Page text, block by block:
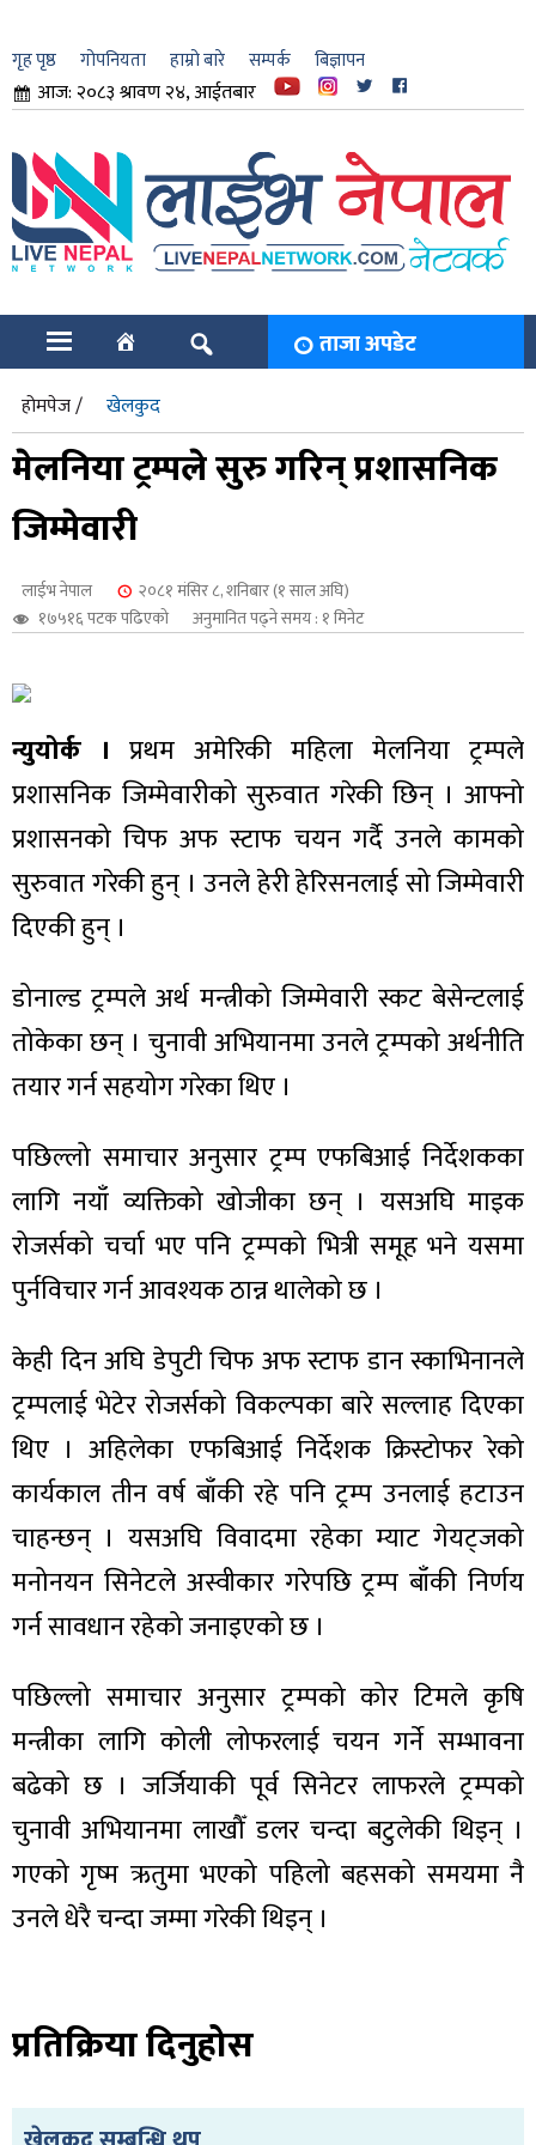
गृह पृष्ठ गोपनियता हाम्रो बारे सम्पर्क बिज्ञापन
आज: २०८३ श्रावण २४, आईतबार
ताजा अपडेट
होमपेज / खेलकुद
मेलनिया ट्रम्पले सुरु गरिन् प्रशासनिक
जिम्मेवारी
लाईभ नेपाल
२०८१ मंसिर ८, शनिबार (१ साल अघि)
१७५१६ पटक पढिएको
अनुमानित पढ्ने समय : १ मिनेट
न्युयोर्क । प्रथम अमेरिकी महिला मेलनिया ट्रम्पले
प्रशासनिक जिम्मेवारीको सुरुवात गरेकी छिन् । आफ्नो
प्रशासनको चिफ अफ स्टाफ चयन गर्दै उनले कामको
सुरुवात गरेकी हुन् । उनले हेरी हेरिसनलाई सो जिम्मेवारी
दिएकी हुन् ।
डोनाल्ड ट्रम्पले अर्थ मन्त्रीको जिम्मेवारी स्कट बेसेन्टलाई
तोकेका छन् । चुनावी अभियानमा उनले ट्रम्पको अर्थनीति
तयार गर्न सहयोग गरेका थिए ।
पछिल्लो समाचार अनुसार ट्रम्प एफबिआई निर्देशकका
लागि नयाँ व्यक्तिको खोजीका छन् । यसअघि माइक
रोजर्सको चर्चा भए पनि ट्रम्पको भित्री समूह भने यसमा
पुर्नविचार गर्न आवश्यक ठान्न थालेको छ ।
केही दिन अघि डेपुटी चिफ अफ स्टाफ डान स्काभिनानले
ट्रम्पलाई भेटेर रोजर्सको विकल्पका बारे सल्लाह दिएका
थिए । अहिलेका एफबिआई निर्देशक क्रिस्टोफर रेको
कार्यकाल तीन वर्ष बाँकी रहे पनि ट्रम्प उनलाई हटाउन
चाहन्छन् । यसअघि विवादमा रहेका म्याट गेयट्जको
मनोनयन सिनेटले अस्वीकार गरेपछि ट्रम्प बाँकी निर्णय
गर्न सावधान रहेको जनाइएको छ ।
पछिल्लो समाचार अनुसार ट्रम्पको कोर टिमले कृषि
मन्त्रीका लागि कोली लोफरलाई चयन गर्ने सम्भावना
बढेको छ । जर्जियाकी पूर्व सिनेटर लाफरले ट्रम्पको
चुनावी अभियानमा लाखौँ डलर चन्दा बटुलेकी थिइन् ।
गएको गृष्म ऋतुमा भएको पहिलो बहसको समयमा नै
उनले धेरै चन्दा जम्मा गरेकी थिइन् ।
प्रतिक्रिया दिनुहोस